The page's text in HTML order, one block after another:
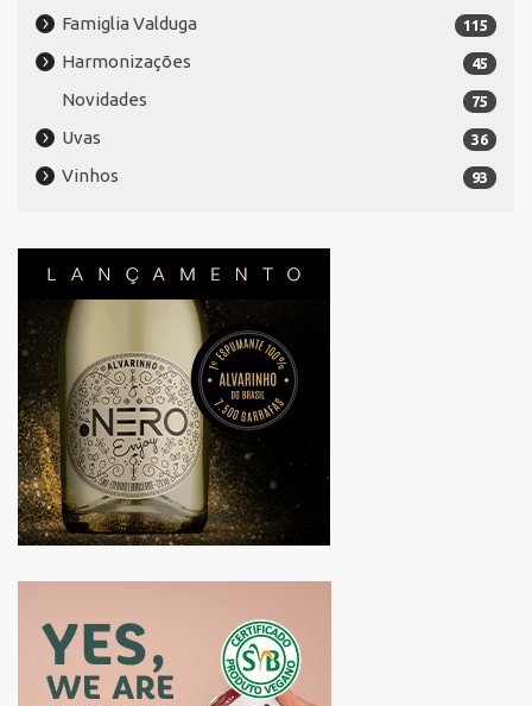
115
Famiglia Valduga
45
Harmonizações
75
Novidades
36
Uvas
93
Vinhos